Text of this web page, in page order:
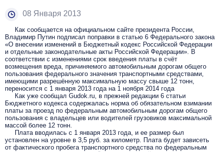
08 Января 2013
Как сообщается на официальном сайте президента России,
Владимир Путин подписал поправки в статью 6 Федерального закона
«О внесении изменений в Бюджетный кодекс Российской Федерации
и отдельные законодательные акты Российской Федерации». В
соответствии с изменениями срок введения платы в счёт
возмещения вреда, причиняемого автомобильным дорогам общего
пользования федерального значения транспортными средствами,
имеющими разрешённую максимальную массу свыше 12 тонн,
переносится с 1 января 2013 года на 1 ноября 2014 года
Как уже сообщал Gudok.ru, в прежней редакции 6 статьи
Бюджетного кодекса содержалась норма об обязательном взимании
платы за проезд по федеральным автомобильным дорогам общего
пользования с владельцев или водителей грузовиков максимальной
массой более 12 тонн.
Плата вводилась с 1 января 2013 года, и ее размер был
установлен на уровне в 3,5 руб. за километр. Плата будет зависеть
от фактического пробега транспортного средства по федеральным